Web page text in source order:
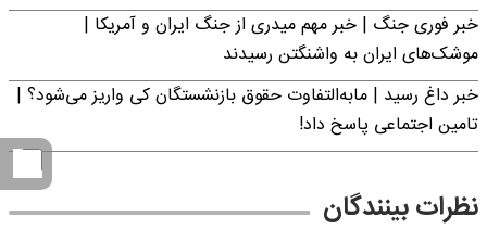
خبر فوری جنگ | خبر مهم میدری از جنگ ایران و آمریکا |
موشک‌های ایران به واشنگتن رسیدند
خبر داغ رسید | مابه‌التفاوت حقوق بازنشستگان کی واریز می‌شود؟ |
تامین اجتماعی پاسخ داد!
نظرات بینندگان